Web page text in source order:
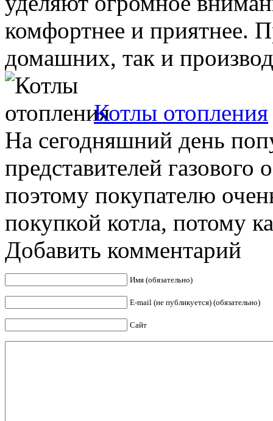
комфортнее и приятнее.
домашних, так и
Котлы отопления
На сегодняшний день
представителей
поэтому покупателю
покупкой котла, потому
Добавить комментарий
Имя (обязательно)
E-mail (не публикуется) (обязательно)
Сайт